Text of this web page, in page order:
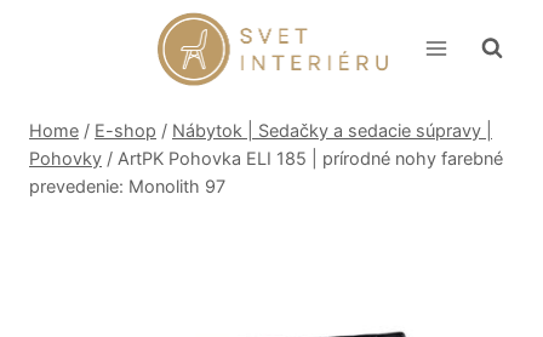
Home / E-shop / Nábytok | Sedačky a sedacie súpravy |
Pohovky / ArtPK Pohovka ELI 185 | prírodné nohy farebné
prevedenie: Monolith 97